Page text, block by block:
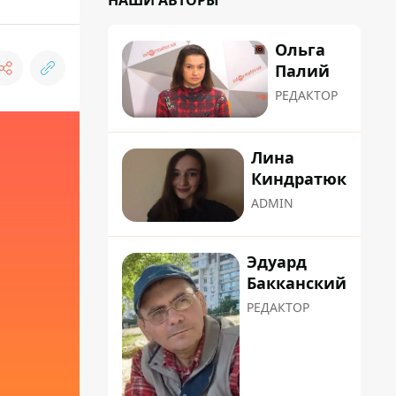
Ольга
Палий
РЕДАКТОР
Лина
Киндратюк
ADMIN
Эдуард
Бакканский
РЕДАКТОР